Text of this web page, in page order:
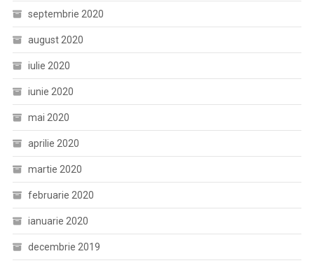
septembrie 2020
august 2020
iulie 2020
iunie 2020
mai 2020
aprilie 2020
martie 2020
februarie 2020
ianuarie 2020
decembrie 2019